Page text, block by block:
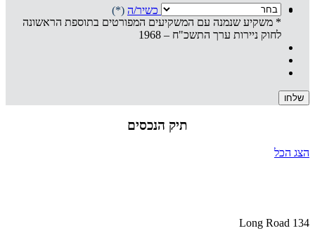
אני מצהיר/ה שהנני
משקיע/ה כשיר/ה (*)
* משקיע שנמנה עם המשקיעים המפורטים בתוספת הראשונה
לחוק ניירות ערך התשכ"ח – 1968
תיק הנכסים
הצג הכל
134 Long Road